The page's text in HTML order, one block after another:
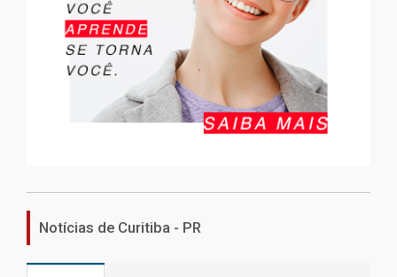
Notícias de Curitiba - PR